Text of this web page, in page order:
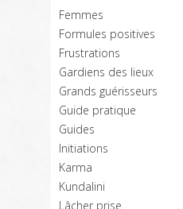
Femmes
Formules positives
Frustrations
Gardiens des lieux
Grands guérisseurs
Guide pratique
Guides
Initiations
Karma
Kundalini
Lâcher prise